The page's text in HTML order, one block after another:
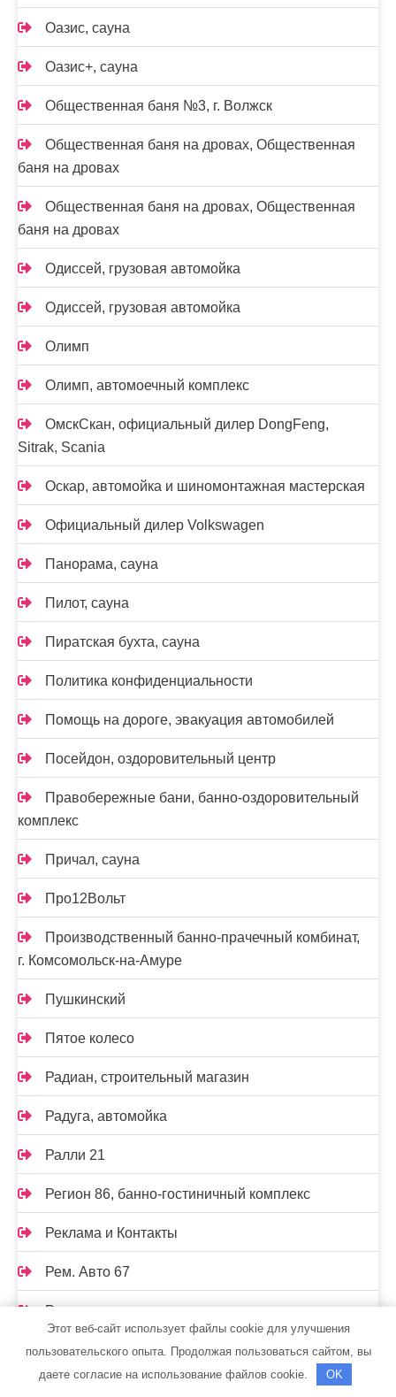
Оазис, сауна
Оазис+, сауна
Общественная баня №3, г. Волжск
Общественная баня на дровах, Общественная
баня на дровах
Общественная баня на дровах, Общественная
баня на дровах
Одиссей, грузовая автомойка
Одиссей, грузовая автомойка
Олимп
Олимп, автомоечный комплекс
ОмскСкан, официальный дилер DongFeng,
Sitrak, Scania
Оскар, автомойка и шиномонтажная мастерская
Официальный дилер Volkswagen
Панорама, сауна
Пилот, сауна
Пиратская бухта, сауна
Политика конфиденциальности
Помощь на дороге, эвакуация автомобилей
Посейдон, оздоровительный центр
Правобережные бани, банно-оздоровительный
комплекс
Причал, сауна
Про12Вольт
Производственный банно-прачечный комбинат,
г. Комсомольск-на-Амуре
Пушкинский
Пятое колесо
Радиан, строительный магазин
Радуга, автомойка
Ралли 21
Регион 86, банно-гостиничный комплекс
Реклама и Контакты
Рем. Авто 67
Ремонт авто
Ремонт авто
Этот веб-сайт использует файлы cookie для улучшения
пользовательского опыта. Продолжая пользоваться сайтом, вы
даете согласие на использование файлов cookie.
OK